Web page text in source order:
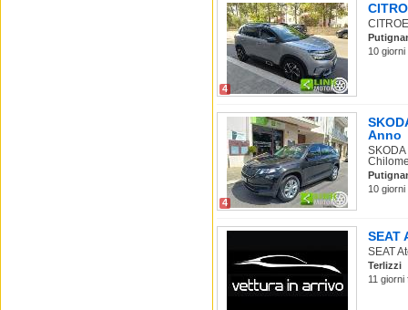
4
10
4
Anno
10
SEAT
SEAT
Terlizzi
11